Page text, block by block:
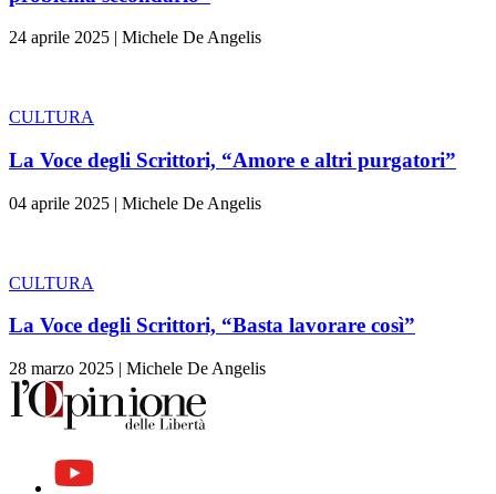
24 aprile 2025 | Michele De Angelis
CULTURA
La Voce degli Scrittori, “Amore e altri purgatori”
04 aprile 2025 | Michele De Angelis
CULTURA
La Voce degli Scrittori, “Basta lavorare così”
28 marzo 2025 | Michele De Angelis